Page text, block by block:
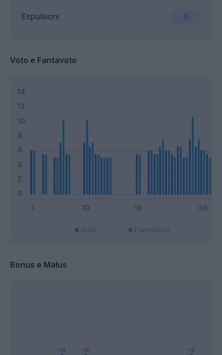
Espulsioni 0
Voto e Fantavoto
Bonus e Malus